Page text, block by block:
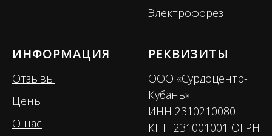
Электрофорез
ИНФОРМАЦИЯ
Отзывы
Цены
О нас
РЕКВИЗИТЫ
ООО «Сурдоцентр-
Кубань»
ИНН 2310210080
КПП 231001001 ОГРН